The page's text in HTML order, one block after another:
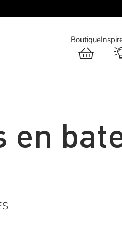
Boutique
en